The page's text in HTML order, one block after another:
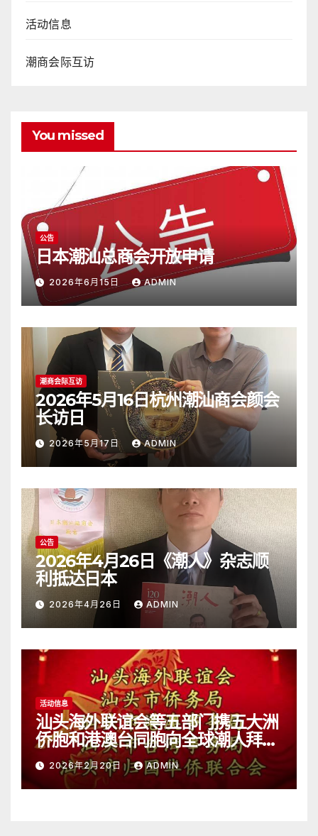
活动信息
潮商会际互访
You missed
公告
日本潮汕总商会开放申请
2026年6月15日 ADMIN
潮商会际互访
2026年5月16日杭州潮汕商会颜会
长访日
2026年5月17日 ADMIN
公告
2026年4月26日《潮人》杂志顺
利抵达日本
2026年4月26日 ADMIN
活动信息
汕头海外联谊会等五部门携五大洲
侨胞和港澳台同胞向全球潮人拜
年！
2026年2月20日 ADMIN